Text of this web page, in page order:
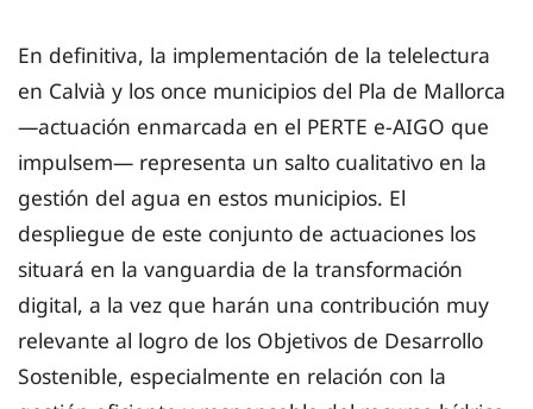
En definitiva, la implementación de la telelectura
en Calvià y los once municipios del Pla de Mallorca
—actuación enmarcada en el PERTE e-AIGO que
impulsem— representa un salto cualitativo en la
gestión del agua en estos municipios. El
despliegue de este conjunto de actuaciones los
situará en la vanguardia de la transformación
digital, a la vez que harán una contribución muy
relevante al logro de los Objetivos de Desarrollo
Sostenible, especialmente en relación con la